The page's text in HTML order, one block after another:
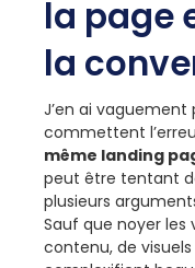
la page
la
J’en ai
commettent
même landing
peut être tentant
plusieurs
Sauf que noyer les
contenu, de